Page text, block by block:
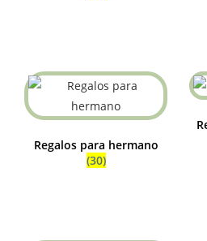
Regalos para hermano
(30)